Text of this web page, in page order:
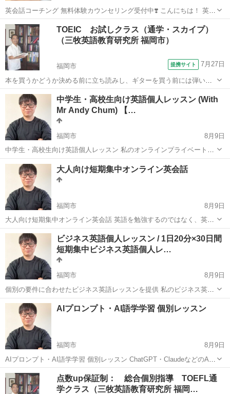
英会話コーチング 無料体験カウンセリング受付中❣️ こんにちは！ 英会
話コーチの Momokoです👋🏼 ✅英会話を習っているのになかなか上達
しない ✅言いたいことがパッと英語で出てこない ✅どう...
福岡 福岡市 コーチング
TOEIC お試しクラス（通学・スカイプ）
（三牧英語教育研究所 福岡市）
福岡市 提携サイト 7月27日
本を買うかどうか決める前に立ち読みし、ギターを買う前には弾いて
みるように、英語は担当講師のクラスの受講が何といっても一番で
す。当研究所ではお試しクラスも含め、全クラスを私が教えます。受
講するかどうかは入学金なしの「お試しクラ...
福岡 福岡市 TOEIC(R)テスト
中学生・高校生向け英語個人レッスン (With
Mr Andy Chum) 【…
福岡市
8月9日
中学生・高校生向け英語個人レッスン 私のオンラインプライベートレ
ッスンは、個別指導型の英語レッスンです。あなたのニーズに合わせ
たカリキュラムを用意し、英語力を最大限に伸ばすことができます。
香港人および日本人の生...
福岡 福岡市 英語/基礎英語
大人向け短期集中オンライン英会話
福岡市
8月9日
大人向け短期集中オンライン英会話 英語を勉強するのではなく、英語
を使う習慣を。 ​ 「英語を話せるようになりたい。」 そう思いながら
も、忙しい毎日の中で英語学習が続かない方は少なくありません。 英
福岡 福岡市 英会話 オンライン
ビジネス英語個人レッスン / 1日20分×30日間
短期集中ビジネス英語個人レ…
福岡市
8月9日
個別の要件に合わせたビジネス英語レッスンを提供 私のビジネス英語
レッスンは、あなたの個別の要件に合わせて設計されています。例え
ば： 沖縄の磁器店で働く場合: 沖縄のパーソナルなビジネス状況に合
わせたコースを設計し...
福岡 福岡市 ビジネス英語 ライティング
AIプロンプト・AI語学学習 個別レッスン
福岡市
8月9日
AIプロンプト・AI語学学習 個別レッスン ChatGPT・ClaudeなどのAI
ツールを活用し、 英語・オランダ語・広東語学習学習をより効率的に
進めるためのオンライン個別レッスンです。 ​ AI初心者の...
福岡 福岡市 その他 料金
点数up保証制： 総合個別指導 TOEFL通
学クラス（三牧英語教育研究所 福岡…